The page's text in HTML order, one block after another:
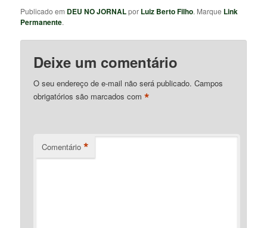
Publicado em DEU NO JORNALpor Luiz Berto Filho. Marque Link
Permanente.
Deixe um comentário
O seu endereço de e-mail não será publicado. Campos
obrigatórios são marcados com*
Comentário *